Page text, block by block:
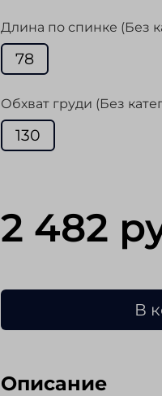
Длина по спинке (Без
78
Обхват груди (Без
130
2 482
В
Описание